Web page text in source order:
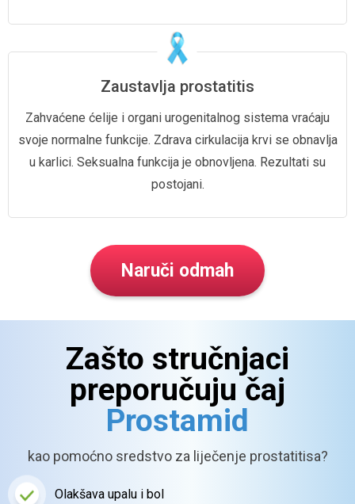
Zaustavlja prostatitis
Zahvaćene ćelije i organi urogenitalnog sistema vraćaju
svoje normalne funkcije. Zdrava cirkulacija krvi se obnavlja
u karlici. Seksualna funkcija je obnovljena. Rezultati su
postojani.
Naruči odmah
Zašto stručnjaci
preporučuju čaj
Prostamid
kao pomoćno sredstvo za liječenje prostatitisa?
Olakšava upalu i bol